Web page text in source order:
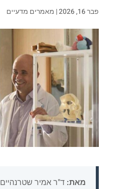
פבר 16, 2026 | מאמרים מדעיים
מאת: ד"ר אמיר שטרנהיים